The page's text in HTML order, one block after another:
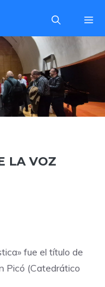
LA VOZ
fue el título de
Picó (Catedrático